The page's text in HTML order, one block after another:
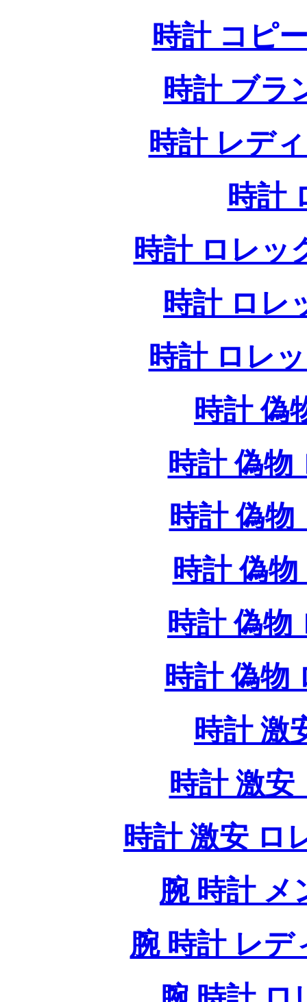
時計 コピ
時計 ブラ
時計 レデ
時計
時計 ロレッ
時計 ロレ
時計 ロレ
時計 偽
時計 偽物
時計 偽物
時計 偽
時計 偽物
時計 偽物
時計 激
時計 激安
時計 激安 ロ
腕 時計 メ
腕 時計 レデ